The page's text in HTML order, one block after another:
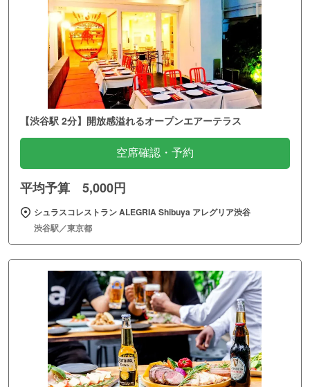
【渋谷駅 2分】開放感溢れるオープンエアーテラス
空席確認・予約
平均予算 5,000円
シュラスコレストラン ALEGRIA Shibuya アレグリア渋谷
渋谷駅／東京都